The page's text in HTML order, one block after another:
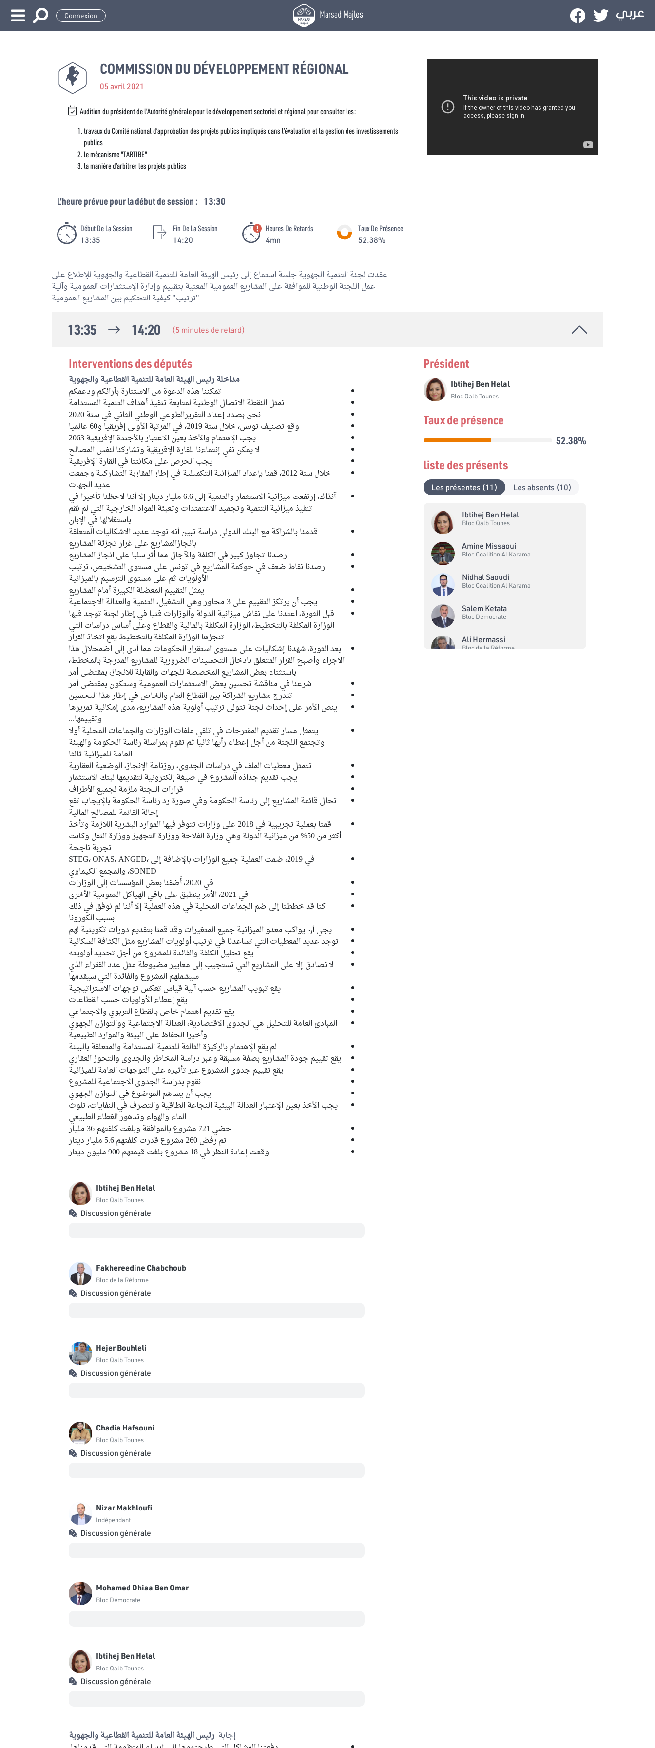
Connexion MarsadMajles
COMMISSION DU DÉVELOPPEMENT RÉGIONAL
05 avril 2021
Audition du président de l’Autorité générale pour le développement sectoriel et régional pour consulter les:
travaux du Comité national d’approbation des projets publics impliqués dans l’évaluation et la gestion des investissements
publics
le mécanisme "TARTIBE"
la manière d’arbitrer les projets publics
L'heure prévue pour la début de session : 13:30
Début De La Session
13:35
Fin De La Session
14:20
Heures De Retards
4mn
Taux De Présence
52.38%
عقدت لجنة التنمية الجهوية جلسة استماع إلى رئيس الهيئة العامة للتنمية القطاعية والجهوية للإطلاع على
عمل اللجنة الوطنية للموافقة على المشاريع العمومية المعنية بتقييم وإدارة الإستثمارات العمومية وآلية
"ترتيب" كيفية التحكيم بين المشاريع العمومية
13:35 14:20 (5 minutes de retard)
Interventions des députés
مداخلة رئيس الهيئة العامة للتنمية القطاعية والجهوية
تمكننا هذه الدعوة من الاستنارة بآرائكم ودعمكم
نمثل النقطة الاتصال الوطنية لمتابعة تنفيذ أهداف التنمية المستدامة
نحن بصدد إعداد التقريرالطوعي الوطني الثاني في سنة 2020
وقع تصنيف تونس، خلال سنة 2019، في المرتبة الأولى إفريقيا و60 عالميا
يجب الإهتمام والأخذ بعين الاعتبار بالأجندة الإفريقية 2063
لا يمكن نفي إنتماءنا للقارة الإفريقية وتشاركنا لنفس المصالح
يجب الحرص على مكانتنا في القارة الإفريقية
خلال سنة 2012، قمنا بإعداد الميزانية التكميلية في إطار المقاربة التشاركية وجمعت
عديد الجهات
آنذاك، إرتفعت ميزانية الاستثمار والتنمية إلى 6.6 مليار دينار إلا أننا لاحظنا تأخيرا في
تنفيذ ميزانية التنمية وتجميد الاعتمتدات وتعبئة المواد الخارجية التي لم نقم
باستغلالها في الإبان
قدمنا بالشراكة مع البنك الدولي دراسة تبين أنه توجد عديد الاشكاليات المتعلقة
بانجازالمشاريع على غرار تجزئة المشاريع
رصدنا تجاوز كبير في الكلفة والآجال مما أثر سلبا على انجاز المشاريع
رصدنا نقاط ضعف في حوكمة المشاريع في تونس على مستوى التشخيص، ترتيب
الأولويات ثم على مستوى الترسيم بالميزانية
يمثل التقييم المعضلة الكبيرة أمام المشاريع
يجب أن يرتكز التقييم على 3 محاور وهي التشغيل، التنمية والعدالة الاجتماعية
قبل الثورة، اعتدنا على نقاش ميزانية الدولة والوزارات فنيا في إطار لجنة توجد فيها
الوزارة المكلفة بالتخطيط، الوزارة المكلفة بالمالية والقطاع وعلى أساس دراسات التي
تنجزها الوزارة المكلفة بالتخطيط يقع اتخاذ القرار
بعد الثورة، شهدنا إشكاليات على مستوى استقرار الحكومات مما أدى إلى اضمحلال هذا
الاجراء وأصبح القرار المتعلق بادخال التحسينات الضرورية للمشاريع المدرجة بالمخطط،
باستثناء بعض المشاريع المخصصة للجهات والقابلة للانجاز، بمقتضى أمر
شرعنا في مناقشة تحسين بعض الاستثمارات العمومية وستكون بمقتضى أمر
تندرج مشاريع الشراكة بين القطاع العام والخاص في إطار هذا التحسين
ينص الأمر على إحداث لجنة تتولى ترتيب أولوية هذه المشاريع، مدى إمكانية تمريرها
وتقييمها...
يتمثل مسار تقديم المقترحات في تلقي ملفات الوزارات والجماعات المحلية أولا
وتجتمع اللجنة من أجل إعطاء رأيها ثانيا ثم تقوم بمراسلة رئاسة الحكومة والهيئة
العامة للميزانية ثالثا
تتمثل معطيات الملف في دراسات الجدوى، روزنامة الإنجاز، الوضعية العقارية
يجب تقديم جذاذة المشروع في صيغة إلكترونية لتقديمها لبنك الاستثمار
قرارات اللجنة ملزمة لجميع الأطراف
تحال قائمة المشاريع إلى رئاسة الحكومة وفي صورة رد رئاسة الحكومة بالإيجاب تقع
إحالة القائمة للمصالح المالية
قمنا بعملية تجريبية في 2018 على وزارات تتوفر فيها الموارد البشرية اللازمة وتأخذ
أكثر من 50% من ميزانية الدولة وهي وزارة الفلاحة ووزارة التجهيز ووزارة النقل وكانت
تجربة ناجحة
في 2019، ضمت العملية جميع الوزارات بالإضافة إلى STEG، ONAS، ANGED،
SONED، والمجمع الكيماوي
في 2020، أَضفنا بعض المؤسسات إلى الوزارات
في 2021، الأمر ينطبق على باقي الهياكل العمومية الأخرى
كنا قد خططنا إلى ضم الجماعات المحلية في هذه العملية إلا أننا لم نوفق في ذلك
بسبب الكورونا
يجي أن يواكب معدو الميزانية جميع المتغيرات وقد قمنا بتقديم دورات تكوينية لهم
توجد عديد المعطيات التي تساعدنا في ترتيب أولويات المشاريع مثل الكثافة السكانية
يقع تحليل الكلفة والفائدة للمشروع من أجل تحديد أولويته
لا نصادق إلا على المشاريع التي تستجيب إلى معايير مضيوطة مثل عدد الفقراء الذي
سيشملهم المشروع والفائدة التي سيقدمها
يقع تبويب المشاريع حسب آلية قياس تعكس توجهات الاستراتيجية
يقع إعطاء الأولويات حسب القطاعات
يقع تقديم اهتمام خاص بالقطاع التربوي والاجتماعي
المبادئ العامة للتحليل هي الجدوى الاقتصادية، العدالة الاجتماعية ووالتوازن الجهوي
وأخيرا الحفاظ على البيئة والموارد الطبيعية
لم يقع الإهتمام بالركيزة الثالثة للتنمية المستدامة والمتعلقة بالبيئة
يقع تقييم جودة المشاريع بصفة مسبقة وعبر دراسة المخاطر والجدوى والتحوز العقاري
يقع تقييم جدوى المشروع عبر تأثيره على التوجهات العامة للميزانية
نقوم بدراسة الجدوى الاجتماعية للمشروع
يجب أن يساهم الموضوع في التوازن الجهوي
يجب الأخذ بعين الإعتبار العدالة البيئية النجاعة الطاقية والتصرف في النفايات، تلوث
الماء والهواء وتدهور الغطاء الطبيعي
حضي 721 مشروع بالموافقة وبلغت كلفتهم 36 مليار
تم رفض 260 مشروع قدرت كلفتهم 5.6 مليار دينار
وقعت إعادة النظر في 18 مشروع بلغت قيمتهم 900 مليون دينار
Ibtihej Ben Helal
Bloc Qalb Tounes
Discussion générale
Fakhereedine Chabchoub
Bloc de la Réforme
Discussion générale
Hejer Bouhleli
Bloc Qalb Tounes
Discussion générale
Chadia Hafsouni
Bloc Qalb Tounes
Discussion générale
Nizar Makhloufi
Indépendant
Discussion générale
Mohamed Dhiaa Ben Omar
Bloc Démocrate
Ibtihej Ben Helal
Bloc Qalb Tounes
Discussion générale
إجابة رئيس الهيئة العامة للتنمية القطاعية والجهوية
Président
Ibtihej Ben Helal
Bloc Qalb Tounes
Taux de présence
52.38%
liste des présents
Les présentes (11) Les absents (10)
Ibtihej Ben Helal
Bloc Qalb Tounes
Amine Missaoui
Bloc Coalition Al Karama
Nidhal Saoudi
Bloc Coalition Al Karama
Salem Ketata
Bloc Démocrate
Ali Hermassi
Bloc de la Réforme